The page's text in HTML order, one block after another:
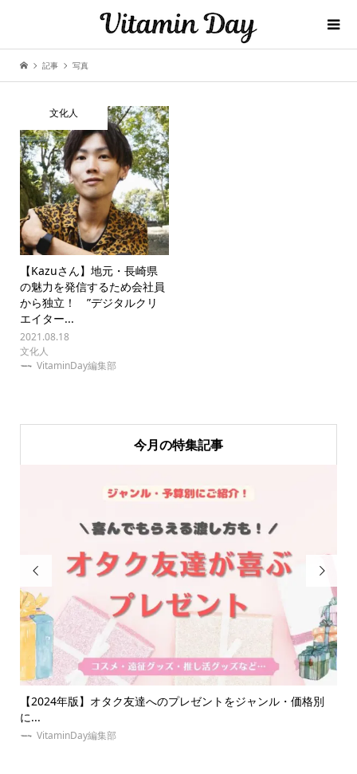
記事 写真
文化人
【Kazuさん】地元・長崎県
の魅力を発信するため会社員
から独立！ ”デジタルクリ
エイター...
2021.08.18
文化人
VitaminDay編集部
今月の特集記事

【2024年版】オタク友達へのプレゼントをジャンル・価格別
に...
VitaminDay編集部
